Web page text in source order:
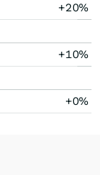
+20%
+10%
+0%